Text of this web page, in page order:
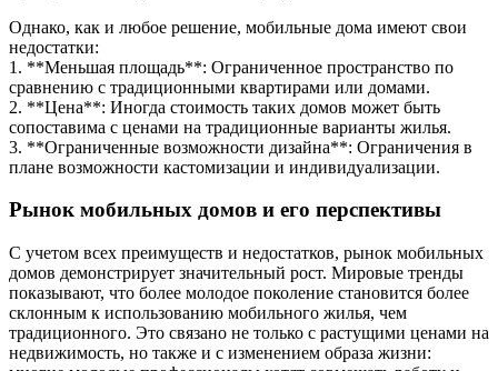
Однако, как и любое решение, мобильные дома имеют свои
недостатки:
1. **Меньшая площадь**: Ограниченное пространство по
сравнению с традиционными квартирами или домами.
2. **Цена**: Иногда стоимость таких домов может быть
сопоставима с ценами на традиционные варианты жилья.
3. **Ограниченные возможности дизайна**: Ограничения в
плане возможности кастомизации и индивидуализации.
Рынок мобильных домов и его перспективы
С учетом всех преимуществ и недостатков, рынок мобильных
домов демонстрирует значительный рост. Мировые тренды
показывают, что более молодое поколение становится более
склонным к использованию мобильного жилья, чем
традиционного. Это связано не только с растущими ценами на
недвижимость, но также и с изменением образа жизни: